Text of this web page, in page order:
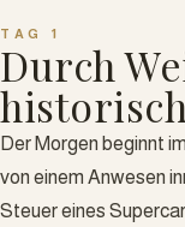
TAG 1
Durch
Der Morgen beginnt
von einem Anwesen
Steuer eines